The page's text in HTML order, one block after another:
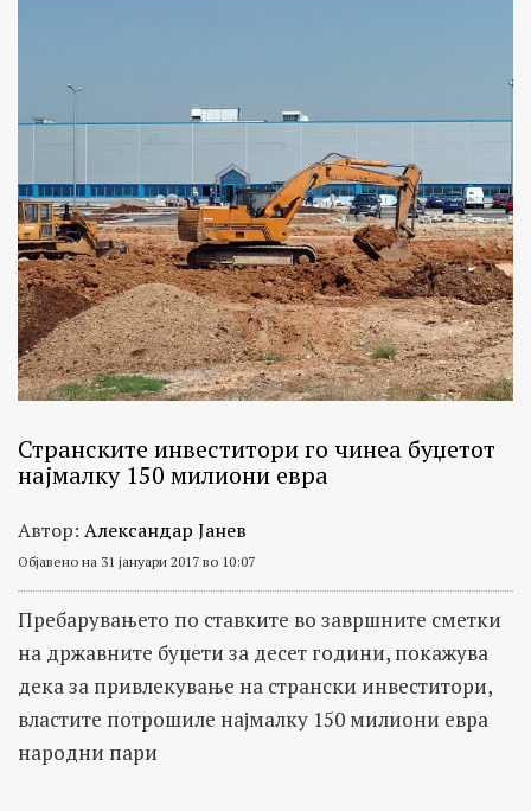
Странските инвеститори го чинеа буџетот
најмалку 150 милиони евра
Автор: Александар Јанев
Објавено на 31 јануари 2017 во 10:07
Пребарувањето по ставките во завршните сметки
на државните буџети за десет години, покажува
дека за привлекување на странски инвеститори,
властите потрошиле најмалку 150 милиони евра
народни пари